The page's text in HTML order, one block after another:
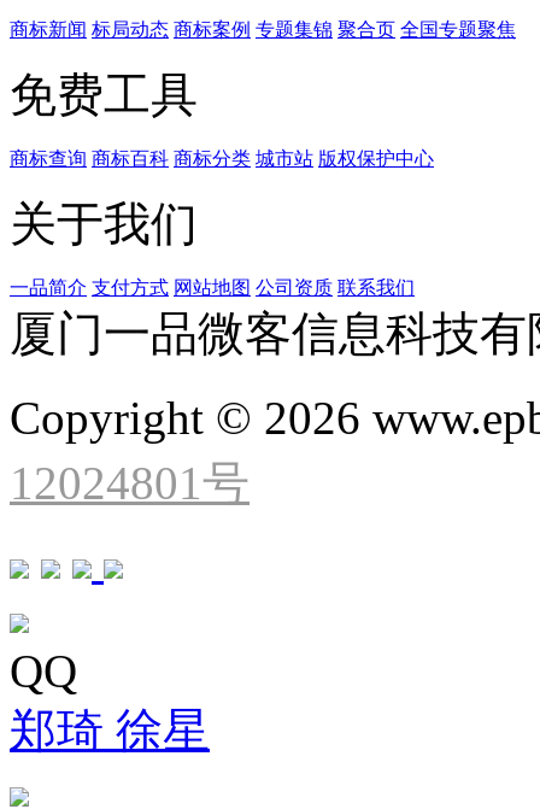
商标新闻 标局动态 商标案例 专题集锦 聚合页 全国专题聚焦
免费工具
商标查询 商标百科 商标分类 城市站 版权保护中心
关于我们
一品简介 支付方式 网站地图 公司资质 联系我们
厦门一品微客信息科技
Copyright © 2026
12024801号
QQ
郑琦 徐星